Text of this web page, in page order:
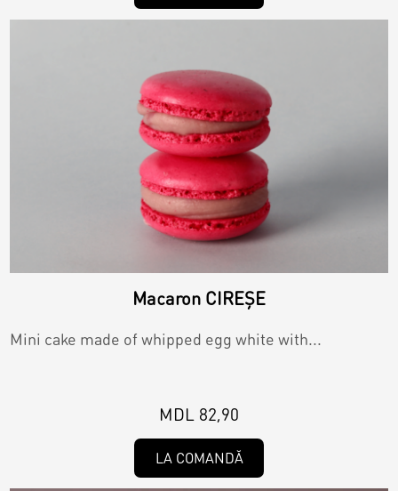
Macaron CIREȘE
Mini cake made of whipped egg white with...
MDL 82,90
LA COMANDĂ